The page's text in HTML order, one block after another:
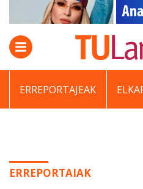
ERREPORTAJEAK
ERREPORTAIAK